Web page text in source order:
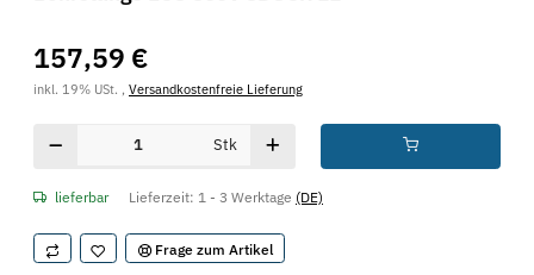
157,59 €
inkl. 19% USt. , Versandkostenfreie Lieferung
Stk
lieferbar Lieferzeit: 1 - 3 Werktage (DE)
Frage zum Artikel